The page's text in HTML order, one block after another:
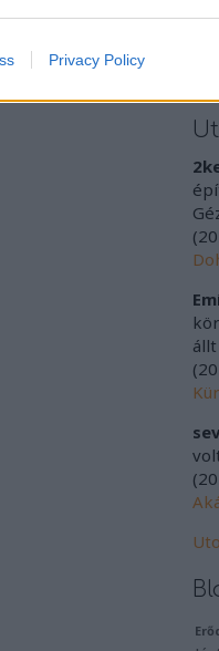
Privacy Policy
(
(
(